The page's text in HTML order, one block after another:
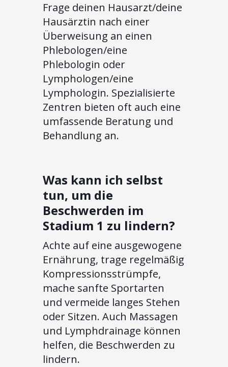
Frage deinen Hausarzt/deine
Hausärztin nach einer
Überweisung an einen
Phlebologen/eine
Phlebologin oder
Lymphologen/eine
Lymphologin. Spezialisierte
Zentren bieten oft auch eine
umfassende Beratung und
Behandlung an.
Was kann ich selbst
tun, um die
Beschwerden im
Stadium 1 zu lindern?
Achte auf eine ausgewogene
Ernährung, trage regelmäßig
Kompressionsstrümpfe,
mache sanfte Sportarten
und vermeide langes Stehen
oder Sitzen. Auch Massagen
und Lymphdrainage können
helfen, die Beschwerden zu
lindern.